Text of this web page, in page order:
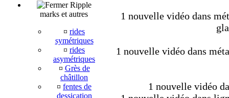
Ripple
marks et autres
¤ rides
symétriques
¤ rides
asymétriques
¤ Grès de
châtillon
¤ fentes de
dessication
1 nouvelle vidéo dans
1 nouvelle vidéo dans
1 nouvelle vidéo